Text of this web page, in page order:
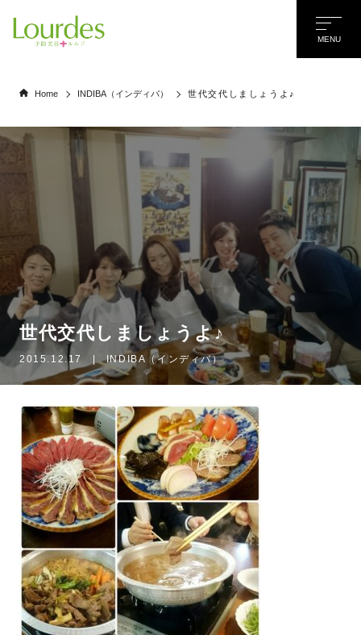
MENU
Home INDIBA（インディバ） 世代交代しましょうよ♪
世代交代しましょうよ♪
2015.12.17 INDIBA（インディバ）
名前*
名 姓
メール*
電話番号*
お問合せ内容